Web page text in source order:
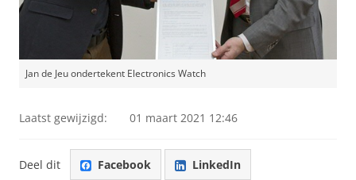
Jan de Jeu ondertekent Electronics Watch
Laatst gewijzigd: 01 maart 2021 12:46
Deel dit Facebook LinkedIn